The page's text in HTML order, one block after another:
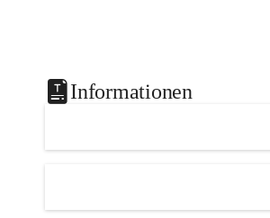
Informationen